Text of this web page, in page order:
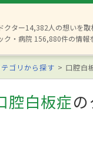
クター14,382人の想いを取
ク・病院 156,880件の情報
ゴリから探す 口腔白
腔白板症